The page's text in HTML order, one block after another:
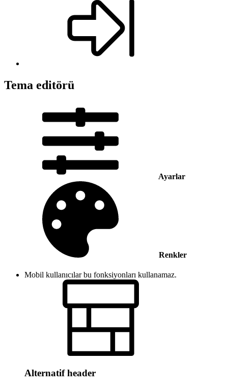
Tema editörü
Ayarlar
Renkler
Mobil kullanıcılar bu fonksiyonları kullanamaz.
Alternatif header